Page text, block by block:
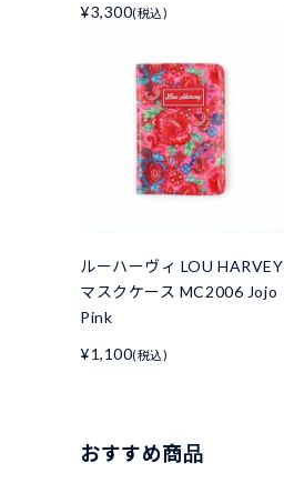
¥3,300(税込)
ルーハーヴィ LOU HARVEY
マスクケース MC2006 Jojo
Pink
¥1,100(税込)
おすすめ商品